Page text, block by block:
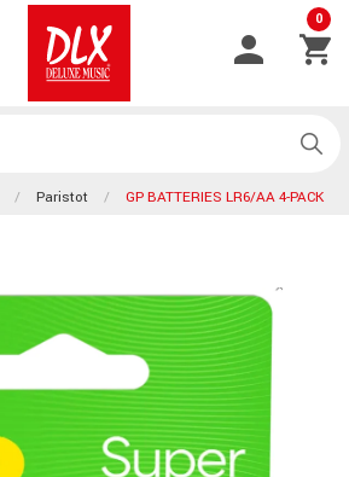
0
Paristot GP BATTERIES LR6/AA 4-PACK